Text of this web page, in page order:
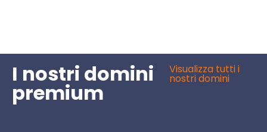
I nostri domini
premium
Visualizza tutti i
nostri domini